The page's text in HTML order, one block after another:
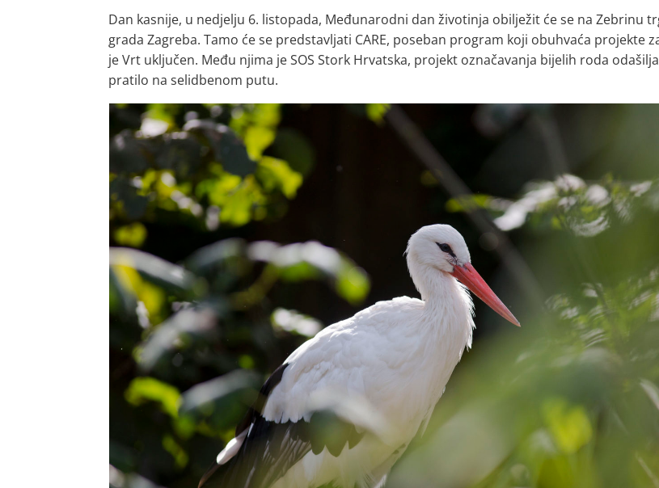
Dan kasnije, u nedjelju 6. listopada, Međunarodni dan životinja obilježit će se na Zebrinu
grada Zagreba. Tamo će se predstavljati CARE, poseban program koji obuhvaća projekte
je Vrt uključen. Među njima je SOS Stork Hrvatska, projekt označavanja bijelih roda
pratilo na selidbenom putu.